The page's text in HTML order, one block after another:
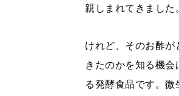
親しまれてきました。
けれど、そのお酢
きたのかを知る機
る発酵食品です。